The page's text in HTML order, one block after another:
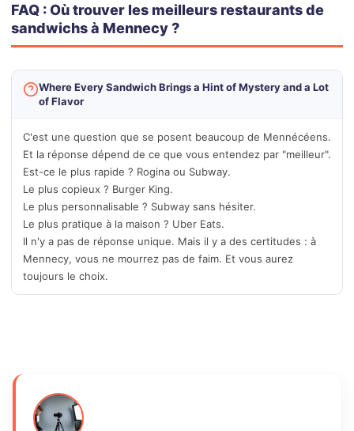
FAQ : Où trouver les meilleurs restaurants de
sandwichs à Mennecy ?
Where Every Sandwich Brings a Hint of Mystery and a Lot
of Flavor
C'est une question que se posent beaucoup de Mennécéens.
Et la réponse dépend de ce que vous entendez par "meilleur".
Est-ce le plus rapide ? Rogina ou Subway.
Le plus copieux ? Burger King.
Le plus personnalisable ? Subway sans hésiter.
Le plus pratique à la maison ? Uber Eats.
Il n'y a pas de réponse unique. Mais il y a des certitudes : à
Mennecy, vous ne mourrez pas de faim. Et vous aurez
toujours le choix.